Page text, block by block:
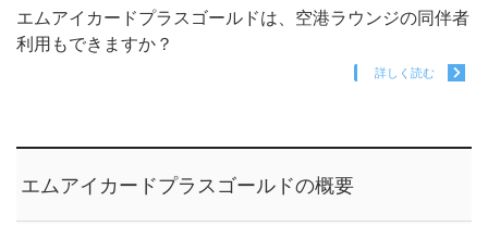
エムアイカードプラスゴールドは、空港ラウンジの同伴者
利用もできますか？
詳しく読む
エムアイカードプラスゴールドの概要